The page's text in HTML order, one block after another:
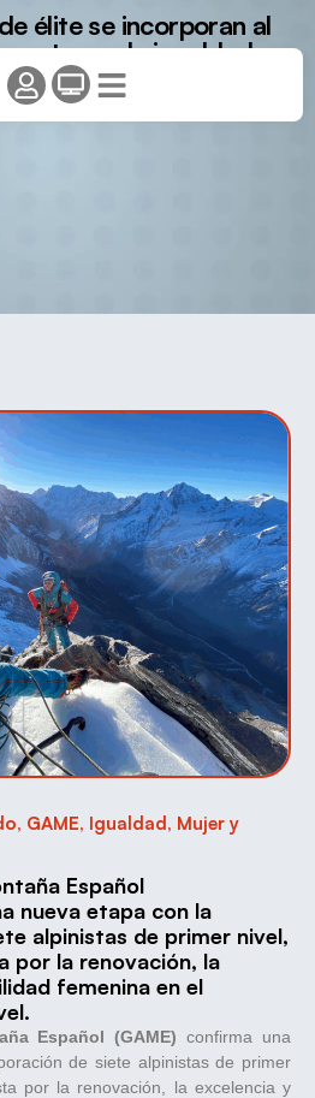
élite se incorporan al
por la igualdad.
, GAME, Igualdad, Mujer y
Español
nueva etapa con la
alpinistas de primer nivel,
por la renovación, la
femenina en el
Español (GAME) confirma una
de siete alpinistas de primer
por la renovación, la excelencia y